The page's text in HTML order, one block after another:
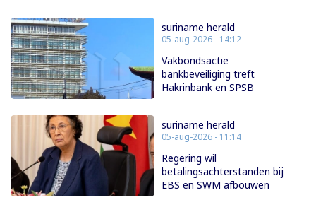
suriname herald
05-aug-2026 - 14:12
Vakbondsactie
bankbeveiliging treft
Hakrinbank en SPSB
suriname herald
05-aug-2026 - 11:14
Regering wil
betalingsachterstanden bij
EBS en SWM afbouwen